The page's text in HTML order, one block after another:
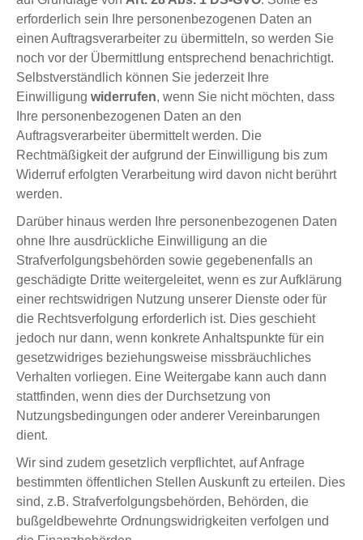
erforderlich sein Ihre personenbezogenen Daten an
einen Auftragsverarbeiter zu übermitteln, so werden Sie
noch vor der Übermittlung entsprechend benachrichtigt.
Selbstverständlich können Sie jederzeit Ihre
Einwilligung widerrufen, wenn Sie nicht möchten, dass
Ihre personenbezogenen Daten an den
Auftragsverarbeiter übermittelt werden. Die
Rechtmäßigkeit der aufgrund der Einwilligung bis zum
Widerruf erfolgten Verarbeitung wird davon nicht berührt
werden.
Darüber hinaus werden Ihre personenbezogenen Daten
ohne Ihre ausdrückliche Einwilligung an die
Strafverfolgungsbehörden sowie gegebenenfalls an
geschädigte Dritte weitergeleitet, wenn es zur Aufklärung
einer rechtswidrigen Nutzung unserer Dienste oder für
die Rechtsverfolgung erforderlich ist. Dies geschieht
jedoch nur dann, wenn konkrete Anhaltspunkte für ein
gesetzwidriges beziehungsweise missbräuchliches
Verhalten vorliegen. Eine Weitergabe kann auch dann
stattfinden, wenn dies der Durchsetzung von
Nutzungsbedingungen oder anderer Vereinbarungen
dient.
Wir sind zudem gesetzlich verpflichtet, auf Anfrage
bestimmten öffentlichen Stellen Auskunft zu erteilen. Dies
sind, z.B. Strafverfolgungsbehörden, Behörden, die
bußgeldbewehrte Ordnungswidrigkeiten verfolgen und